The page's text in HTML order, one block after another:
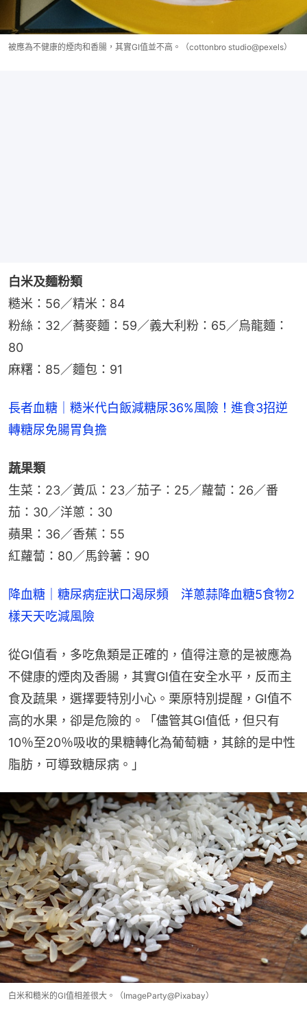
被應為不健康的煙肉和香腸，其實GI值並不高。（cottonbro studio@pexels）
白米及麵粉類
糙米：56／精米：84
粉絲：32／蕎麥麵：59／義大利粉：65／烏龍麵：
80
麻糬：85／麵包：91
長者血糖｜糙米代白飯減糖尿36%風險！進食3招逆
轉糖尿免腸胃負擔
蔬果類
生菜：23／黃瓜：23／茄子：25／蘿蔔：26／番
茄：30／洋蔥：30
蘋果：36／香蕉：55
紅蘿蔔：80／馬鈴薯：90
降血糖｜糖尿病症狀口渴尿頻　洋蔥蒜降血糖5食物2
樣天天吃減風險
從GI值看，多吃魚類是正確的，值得注意的是被應為
不健康的煙肉及香腸，其實GI值在安全水平，反而主
食及蔬果，選擇要特別小心。栗原特別提醒，GI值不
高的水果，卻是危險的。「儘管其GI值低，但只有
10％至20％吸收的果糖轉化為葡萄糖，其餘的是中性
脂肪，可導致糖尿病。」
白米和糙米的GI值相差很大。（ImageParty@Pixabay）